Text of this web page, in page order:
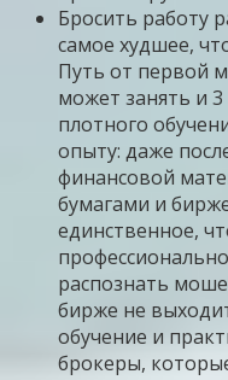
Бросить работу
самое худшее,
Путь от первой
может занять и
плотного
опыту: даже
финансовой
бумагами и
единственное,
распознать
бирже не
обучение и
брокеры,